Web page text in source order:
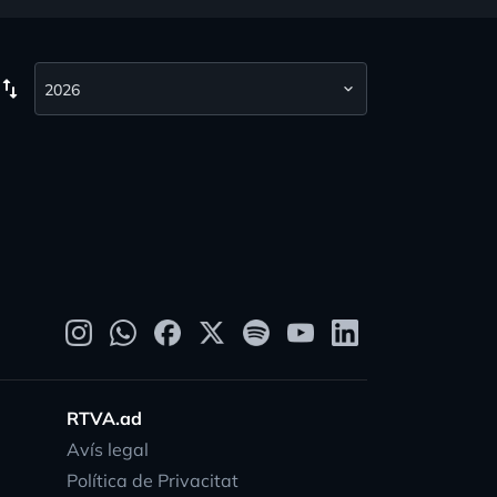
swap_vert
RTVA.ad
Avís legal
Política de Privacitat